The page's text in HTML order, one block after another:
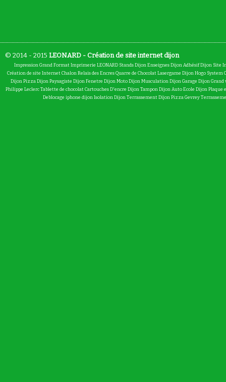
© 2014 - 2015 LEONARD - Création de site internet dijon
Impression Grand Format Imprimerie LEONARD Stands Dijon Enseignes Dijon Adhésif Dijon Site
Création de site Internet Chalon Relais des Encres Quarre de Chocolat Lasergame Dijon Hogo System
Dijon Pizza Dijon Paysagiste Dijon Fenetre Dijon Moto Dijon Musculation Dijon Garage Dijon Grand
Philippe Leclerc Tablette de chocolat Cartouches D'encre Dijon Tampon Dijon Auto Ecole Dijon Plaque
Deblocage iphone dijon Isolation Dijon Terrassement Dijon Pizza Gevrey